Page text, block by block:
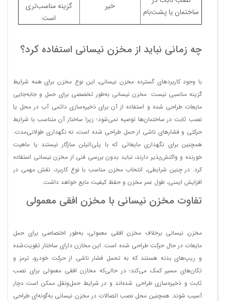
ساختمان یا پشت‌بام
خیر
گزینه مناسب‌تری
است
چه زمانی نباید از مخزن نیسانی استفاده کرد؟
با وجود کاربردهای گسترده مخزن نیسانی، این نوع مخزن برای همه شرایط
گزینه مناسبی نیست. مخزن نیسانی به‌طور تخصصی برای حمل و جابه‌جایی
مایعات طراحی شده و استفاده از آن برای ذخیره‌سازی دائمی آب در محل یا
نصب ثابت در ساختمان‌ها توصیه نمی‌شود؛ زیرا ساختار آن متناسب با شرایط
حرکتی و فشارهای ناشی از حمل طراحی شده است، نه نگهداری طولانی‌مدت.
همچنین برای نگهداری مایعاتی که با پلی‌اتیلن سازگار نیستند یا ماهیت
خورنده و واکنش‌پذیر دارند، نباید بدون بررسی فنی از مخزن نیسانی استفاده
کرد. در چنین شرایطی، انتخاب مخزن مناسب با نوع کاربرد، نقش مهمی در
افزایش ایمنی، طول عمر مخزن و حفظ کیفیت مایع خواهد داشت.
تفاوت مخزن نیسانی با مخزن افقی معمولی
مخزن نیسانی برخلاف مخزن افقی معمولی، به‌طور اختصاصی برای حمل
مایعات در حال حرکت طراحی شده است. این مخازن دارای ساختار تقویت‌شده
و ریپ‌های بدنه هستند که به تحمل فشار ناشی از حرکت خودرو، ترمز و
تکان‌های مسیر کمک می‌کند؛ در حالی‌که مخازن افقی معمولی برای نصب
ثابت و ذخیره‌سازی طراحی شده‌اند و در شرایط حمل‌ونقل ممکن است دچار
آسیب شوند. همچنین محل نصب اتصالات در مخزن نیسانی به‌گونه‌ای طراحی